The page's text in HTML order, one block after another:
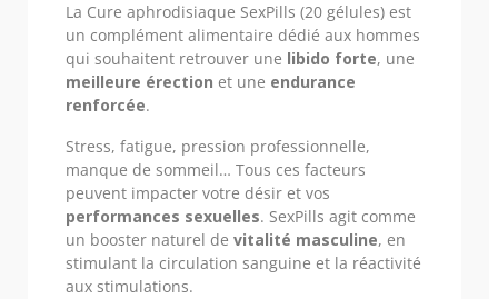
La Cure aphrodisiaque SexPills (20 gélules) est
un complément alimentaire dédié aux hommes
qui souhaitent retrouver une libido forte, une
meilleure érection et une endurance
renforcée.
Stress, fatigue, pression professionnelle,
manque de sommeil… Tous ces facteurs
peuvent impacter votre désir et vos
performances sexuelles. SexPills agit comme
un booster naturel de vitalité masculine, en
stimulant la circulation sanguine et la réactivité
aux stimulations.